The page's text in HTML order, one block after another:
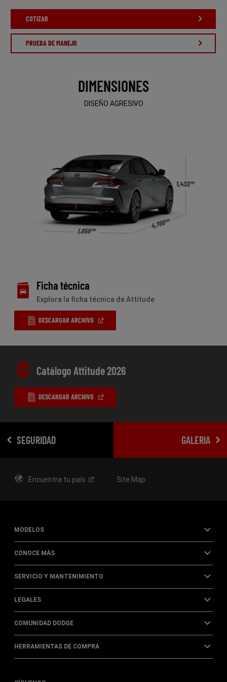
COTIZAR
PRUEBA DE MANEJO
DIMENSIONES
DISEÑO AGRESIVO
Ficha técnica
Explora la ficha técnica de Attitude
DESCARGAR ARCHIVO OPEN
WINDOW)
Catálogo Attitude 2026
DESCARGAR ARCHIVO OPEN
WINDOW)
SEGURIDAD GALERIA
Encuentra tu país Site Map
MODELOS
CONOCE MÁS
SERVICIO Y MANTENIMIENTO
LEGALES
COMUNIDAD DODGE
HERRAMIENTAS DE COMPRA